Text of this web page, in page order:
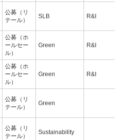
公募（リ
テール）
SLB R&I
公募（ホ
ールセー
ル）
Green R&I
公募（ホ
ールセー
ル）
Green R&I
公募（リ
テール）
Green
公募（リ
テール）
Sustainability